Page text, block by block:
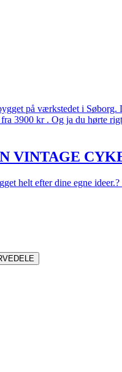
på værkstedet i
fra 3900 kr . Og ja du hørte
VINTAGE
helt efter dine egne